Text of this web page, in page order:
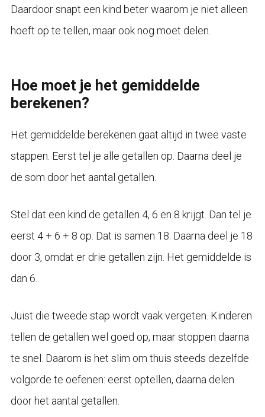
Daardoor snapt een kind beter waarom je niet alleen
hoeft op te tellen, maar ook nog moet delen.
Hoe moet je het gemiddelde
berekenen?
Het gemiddelde berekenen gaat altijd in twee vaste
stappen. Eerst tel je alle getallen op. Daarna deel je
de som door het aantal getallen.
Stel dat een kind de getallen 4, 6 en 8 krijgt. Dan tel je
eerst 4 + 6 + 8 op. Dat is samen 18. Daarna deel je 18
door 3, omdat er drie getallen zijn. Het gemiddelde is
dan 6.
Juist die tweede stap wordt vaak vergeten. Kinderen
tellen de getallen wel goed op, maar stoppen daarna
te snel. Daarom is het slim om thuis steeds dezelfde
volgorde te oefenen: eerst optellen, daarna delen
door het aantal getallen.